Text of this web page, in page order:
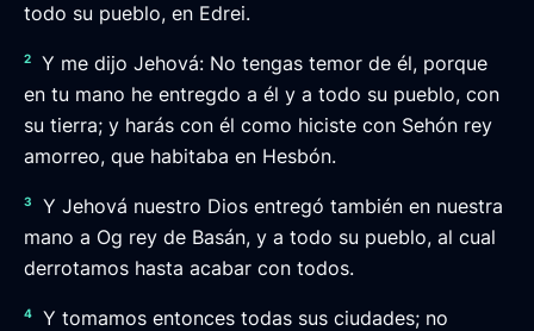
todo su pueblo, en Edrei.
2
Y me dijo Jehová: No tengas temor de él, porque
en tu mano he entregdo a él y a todo su pueblo, con
su tierra; y harás con él como hiciste con Sehón rey
amorreo, que habitaba en Hesbón.
3
Y Jehová nuestro Dios entregó también en nuestra
mano a Og rey de Basán, y a todo su pueblo, al cual
derrotamos hasta acabar con todos.
4
Y tomamos entonces todas sus ciudades; no